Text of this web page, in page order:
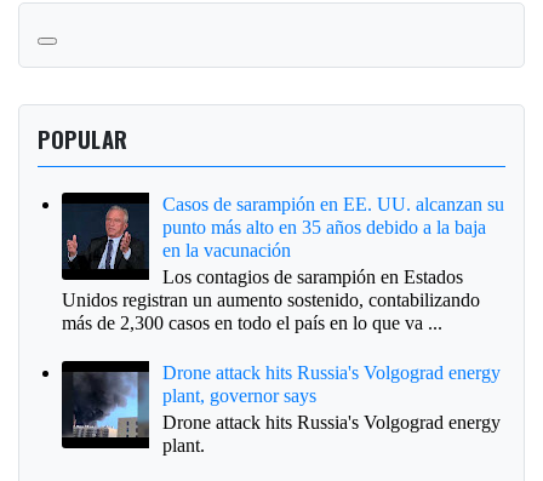
POPULAR
Casos de sarampión en EE. UU. alcanzan su
punto más alto en 35 años debido a la baja
en la vacunación
Los contagios de sarampión en Estados
Unidos registran un aumento sostenido, contabilizando
más de 2,300 casos en todo el país en lo que va ...
Drone attack hits Russia's Volgograd energy
plant, governor says
Drone attack hits Russia's Volgograd energy
plant.